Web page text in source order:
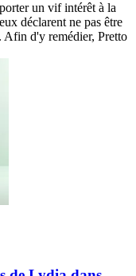
un vif intérêt à la
déclarent ne pas être
Afin d'y remédier, Pretto